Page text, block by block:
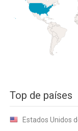
Top de países
Estados Unidos